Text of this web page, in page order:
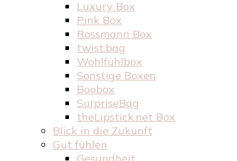
Luxury Box
Pink Box
Rossmann Box
twist.bag
Wohlfühlbox
Sonstige Boxen
Boobox
SurpriseBag
theLipstick.net Box
Blick in die Zukunft
Gut fühlen